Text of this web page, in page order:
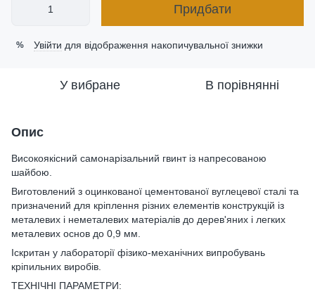
Придбати
% Увійти для відображення накопичувальної знижки
У вибране В порівнянні
Опис
Високоякісний самонарізальний гвинт із напресованою
шайбою.
Виготовлений з оцинкованої цементованої вуглецевої сталі та
призначений для кріплення різних елементів конструкцій із
металевих і неметалевих матеріалів до дерев'яних і легких
металевих основ до 0,9 мм.
Іскритан у лабораторії фізико-механічних випробувань
кріпильних виробів.
ТЕХНІЧНІ ПАРАМЕТРИ: